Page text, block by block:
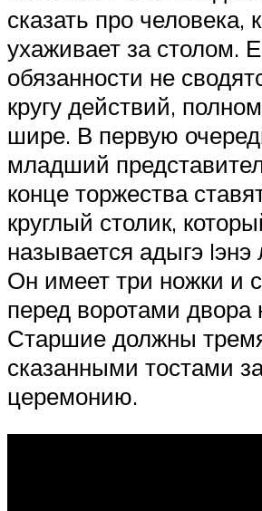
сказать про человека,
ухаживает за столом.
обязанности не
кругу действий,
шире. В первую
младший
конце торжества
круглый столик,
называется адыгэ
Он имеет три ножки и
перед воротами двора
Старшие должны
сказанными тостами
церемонию.